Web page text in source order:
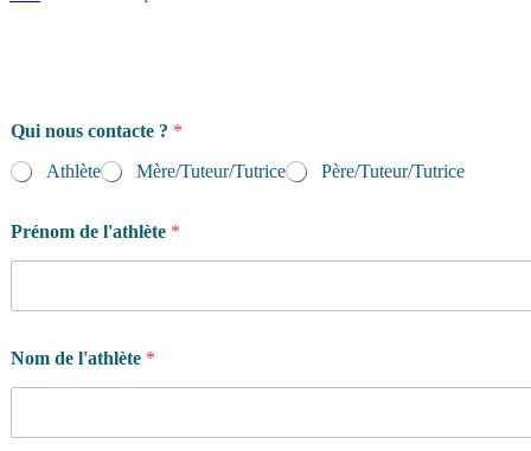
Qui nous contacte ? *
Athlète
Mère/Tuteur/Tutrice Père/Tuteur/Tutrice
Prénom de l'athlète *
Nom de l'athlète *